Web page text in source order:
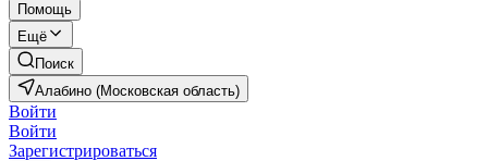
Помощь
Ещё
Поиск
Алабино (Московская область)
Войти
Войти
Зарегистрироваться